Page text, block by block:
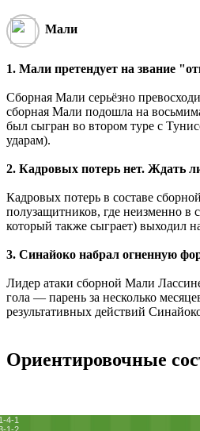
Мали
1. Мали претендует на звание
Сборная Мали серьёзно
сборная Мали подошла на
был сыгран во втором туре с
ударам).
2. Кадровых потерь нет. Ждать
Кадровых потерь в составе
полузащитников, где неизменно
который также сыграет) выходил
3. Синайоко набрал огненную
Лидер атаки сборной Мали
гола ― парень за несколько
результативных действий
Ориентировочные
4-1
1-2